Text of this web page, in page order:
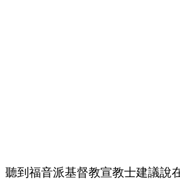
聽到福音派基督教宣教士建議說